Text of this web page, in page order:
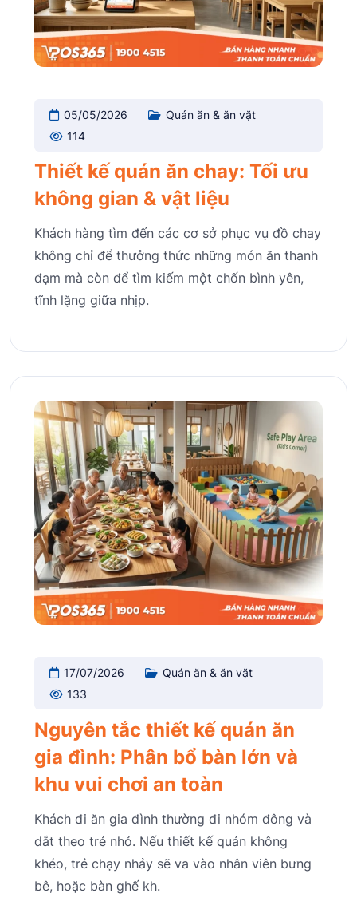
05/05/2026
Quán ăn & ăn vặt
114
Thiết kế quán ăn chay: Tối ưu
không gian & vật liệu
Khách hàng tìm đến các cơ sở phục vụ đồ chay
không chỉ để thưởng thức những món ăn thanh
đạm mà còn để tìm kiếm một chốn bình yên,
tĩnh lặng giữa nhịp.
17/07/2026
Quán ăn & ăn vặt
133
Nguyên tắc thiết kế quán ăn
gia đình: Phân bổ bàn lớn và
khu vui chơi an toàn
Khách đi ăn gia đình thường đi nhóm đông và
dắt theo trẻ nhỏ. Nếu thiết kế quán không
khéo, trẻ chạy nhảy sẽ va vào nhân viên bưng
bê, hoặc bàn ghế kh.